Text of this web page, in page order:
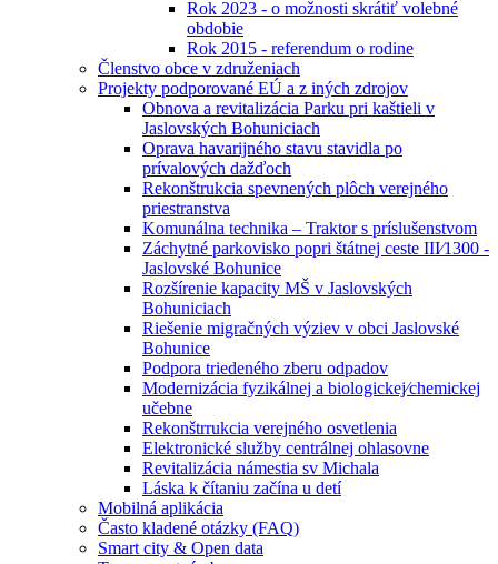
Rok 2023 - o možnosti skrátiť volebné
obdobie
Rok 2015 - referendum o rodine
Členstvo obce v združeniach
Projekty podporované EÚ a z iných zdrojov
Obnova a revitalizácia Parku pri kaštieli v
Jaslovských Bohuniciach
Oprava havarijného stavu stavidla po
prívalových dažďoch
Rekonštrukcia spevnených plôch verejného
priestranstva
Komunálna technika – Traktor s príslušenstvom
Záchytné parkovisko popri štátnej ceste III⁄1300 -
Jaslovské Bohunice
Rozšírenie kapacity MŠ v Jaslovských
Bohuniciach
Riešenie migračných výziev v obci Jaslovské
Bohunice
Podpora triedeného zberu odpadov
Modernizácia fyzikálnej a biologickej⁄chemickej
učebne
Rekonštrrukcia verejného osvetlenia
Elektronické služby centrálnej ohlasovne
Revitalizácia námestia sv Michala
Láska k čítaniu začína u detí
Mobilná aplikácia
Často kladené otázky (FAQ)
Smart city & Open data